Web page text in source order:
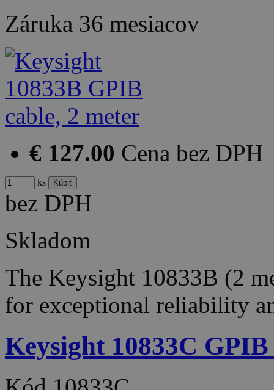
Záruka 36 mesiacov
€ 127.00 Cena bez DPH
ks
bez DPH
Skladom
The Keysight 10833B (2
for exceptional reliability
Keysight 10833C